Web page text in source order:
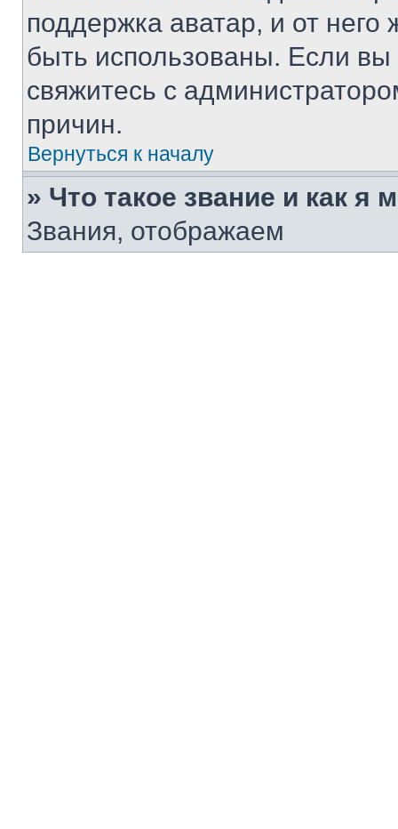
поддержка аватар, и от него
быть использованы. Если
свяжитесь с
причин.
Вернуться к началу
» Что такое звание и как я
Звания, отображаем